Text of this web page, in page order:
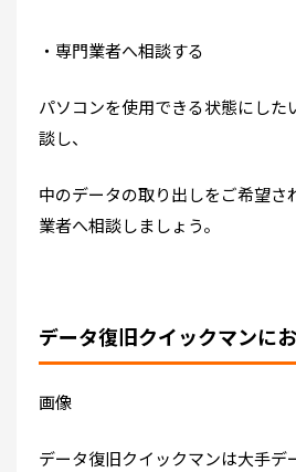
・専門業者へ相談する
パソコンを使用できる状態にした
談し、
中のデータの取り出しをご希望さ
業者へ相談しましょう。
データ復旧クイックマンに
画像
データ復旧クイックマンは大手デ